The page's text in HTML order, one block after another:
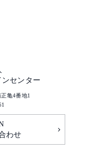
センター
亀4番地1
わせ